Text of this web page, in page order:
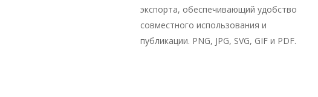
экспорта, обеспечивающий удобство
совместного использования и
публикации. PNG, JPG, SVG, GIF и PDF.